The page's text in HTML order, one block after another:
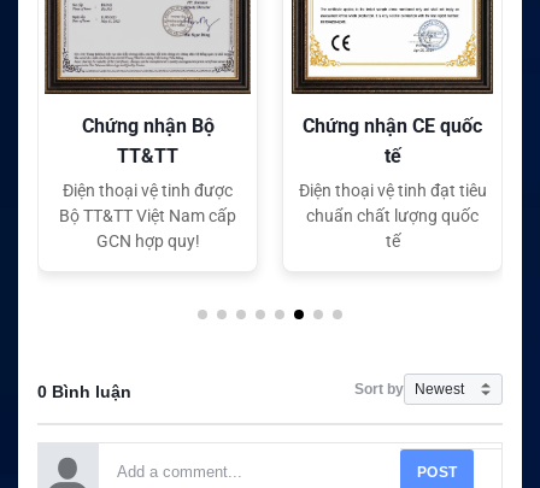
Chứng nhận CE quốc
tế
Điện thoại vệ tinh đạt tiêu
chuẩn chất lượng quốc
tế
Chứng nhận FC quốc
tế
Điện thoại vệ tinh đạt tiêu
chuẩn chất lượng quốc
tế
0 Bình luận Sort by
POST